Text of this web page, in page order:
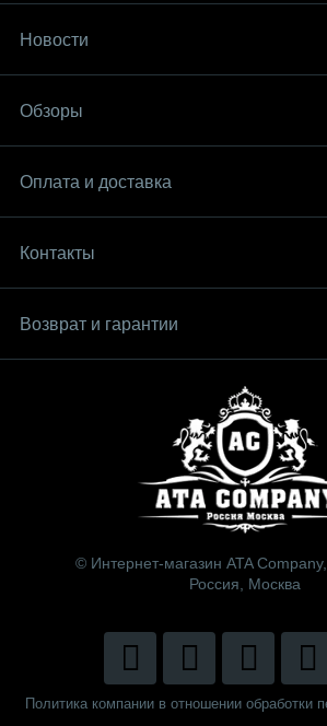
Новости
Обзоры
Оплата и доставка
Контакты
Возврат и гарантии
© Интернет-магазин ATA
Россия, Москва
Политика компании в отношении обработки